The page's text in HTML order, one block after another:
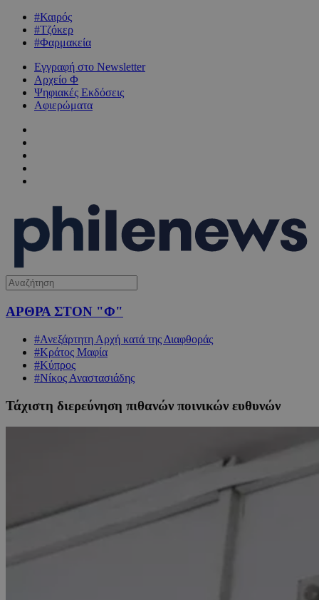
#Καιρός
#Τζόκερ
#Φαρμακεία
Εγγραφή στο Newsletter
Αρχείο Φ
Ψηφιακές Εκδόσεις
Αφιερώματα
ΑΡΘΡΑ ΣΤΟΝ "Φ"
#Ανεξάρτητη Αρχή κατά της Διαφθοράς
#Κράτος Μαφία
#Κύπρος
#Νίκος Αναστασιάδης
Τάχιστη διερεύνηση πιθανών ποινικών ευθυνών